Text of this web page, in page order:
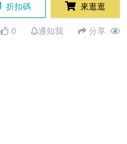
折扣碼 來逛逛
0 通知我 分享